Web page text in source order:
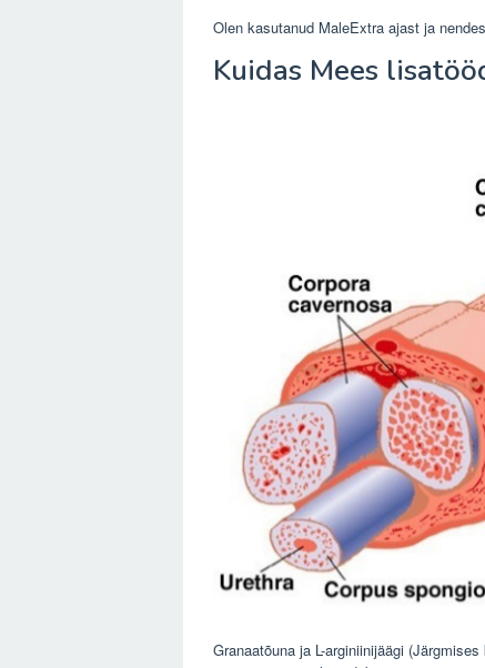
Olen kasutanud MaleExtra ajast ja
Kuidas Mees
Granaatõuna ja L-arginiinijäägi